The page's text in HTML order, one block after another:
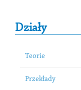
Primary Sidebar
Działy
Teorie
Przekłady